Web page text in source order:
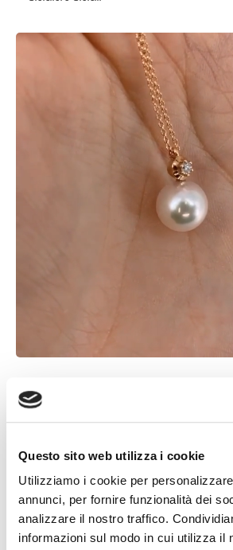
Questo sito web utilizza i cookie
Utilizziamo i cookie per
annunci, per fornire funzionalità dei
analizzare il nostro traffico.
informazioni sul modo in cui utilizza il